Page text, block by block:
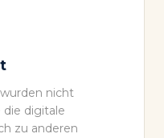
nicht
digitale
zu anderen